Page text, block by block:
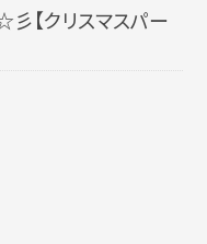
よくあるご質問
【クリスマスパー